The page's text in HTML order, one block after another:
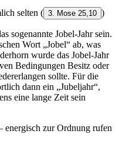
selten ( 3. Mose 25,10 )
sogenannte Jobel-Jahr sein.
Wort „Jobel“ ab, was
wurde das Jobel-Jahr
Bedingungen Besitz oder
sollte. Für die
dann ein „Jubeljahr“,
eine lange Zeit sein
energisch zur Ordnung rufen